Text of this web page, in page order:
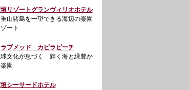
リゾートグランヴィリオホテル
山諸島を一望できる海辺の楽園
ート
ラブメッド カビラビーチ
文化が息づく 輝く海と緑豊か
園
シーサードホテル